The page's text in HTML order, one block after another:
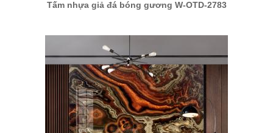
Tấm nhựa giả đá bóng gương W-OTD-2783